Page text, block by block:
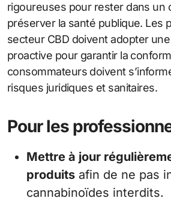
rigoureuses pour rester dans un
préserver la santé publique. Les
secteur CBD doivent adopter
proactive pour garantir la
consommateurs doivent
risques juridiques et sanitaires.
Pour les
Mettre à jour
produits afin de ne pas
cannabinoïdes interdits.